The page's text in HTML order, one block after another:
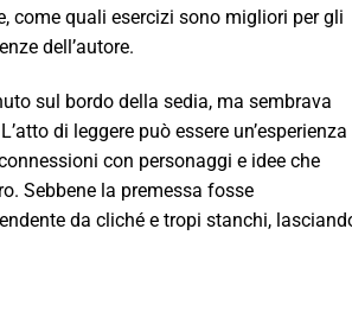
come quali esercizi sono migliori per gli
dell’autore.
sul bordo della sedia, ma sembrava
di leggere può essere un’esperienza
con personaggi e idee che
Sebbene la premessa fosse
da cliché e tropi stanchi,